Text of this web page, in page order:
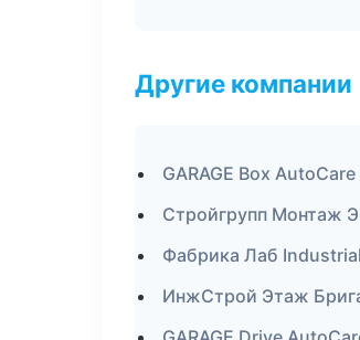
Другие компании
GARAGE Box
Стройгрупп Монтаж
Фабрика Лаб
ИнжСтрой Этаж